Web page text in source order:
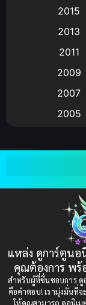
Animation แอนิ
(9)
Big tits (นมให
Bitch (ผู้หญิงร่า
Bondage (ทา
(1)
Censored (เซ็
Comedy (ตลก)
2015
2013
2011
2009
2007
2005
2001
1997
1993
1991
1989
1987
1984
แหล่ง ดูการ์ตูนอ
คุณต้องการ พร้
สำหรับผู้ที่ชื่นชอบการ ดู
คือคำตอบ! เรามุ่งมั่นที่